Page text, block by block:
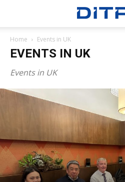
Home Events in UK
EVENTS IN UK
Events in UK